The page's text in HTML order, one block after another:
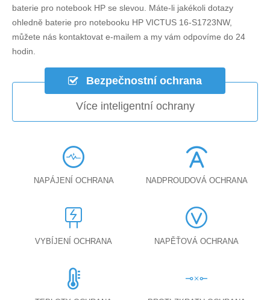
baterie pro notebook HP se slevou. Máte-li jakékoli dotazy
ohledně baterie pro notebooku HP VICTUS 16-S1723NW,
můžete nás kontaktovat e-mailem a my vám odpovíme do 24
hodin.
Bezpečnostní ochrana
Více inteligentní ochrany
NAPÁJENÍ OCHRANA NADPROUDOVÁ OCHRANA
VYBÍJENÍ OCHRANA NAPĚŤOVÁ OCHRANA